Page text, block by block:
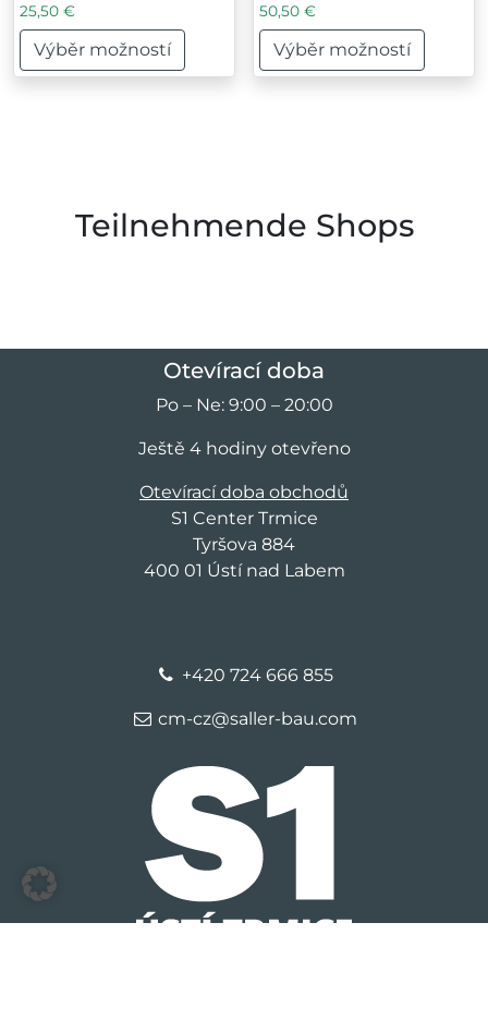
25,50 €
Výběr možností
Tento produkt má více variant. Možnosti lze vybrat
50,50€
Výběr možností
Tento produkt má více
Teilnehmende Shops
Otevírací doba
Po – Ne: 9:00 – 20:00
Ještě 4 hodiny otevřeno
Otevírací doba obchodů
S1 Center Trmice
Tyršova 884
400 01 Ústí nad Labem
+420 724 666 855
cm-cz@saller-bau.com